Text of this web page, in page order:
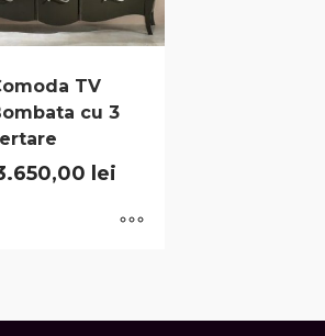
TV
cu 3
lei